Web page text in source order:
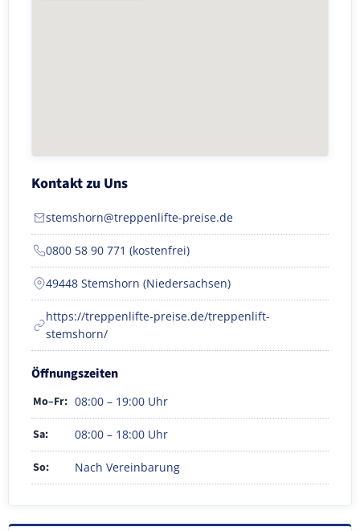
Kontakt zu Uns
stemshorn@treppenlifte-preise.de
0800 58 90 771 (kostenfrei)
49448 Stemshorn (Niedersachsen)
https://treppenlifte-preise.de/treppenlift-
stemshorn/
Öffnungszeiten
Mo–Fr: 08:00 – 19:00 Uhr
Sa: 08:00 – 18:00 Uhr
So: Nach Vereinbarung